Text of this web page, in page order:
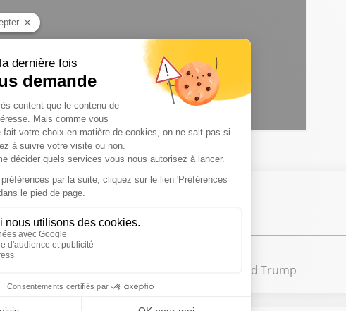
Chronique:
SAVOIR ET COMPRENDRE
Jean-Jacques Bourdin
2020 pour l’armée ! / Inculpation de Donald Trump